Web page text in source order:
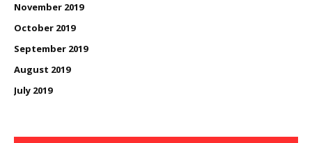
November 2019
October 2019
September 2019
August 2019
July 2019